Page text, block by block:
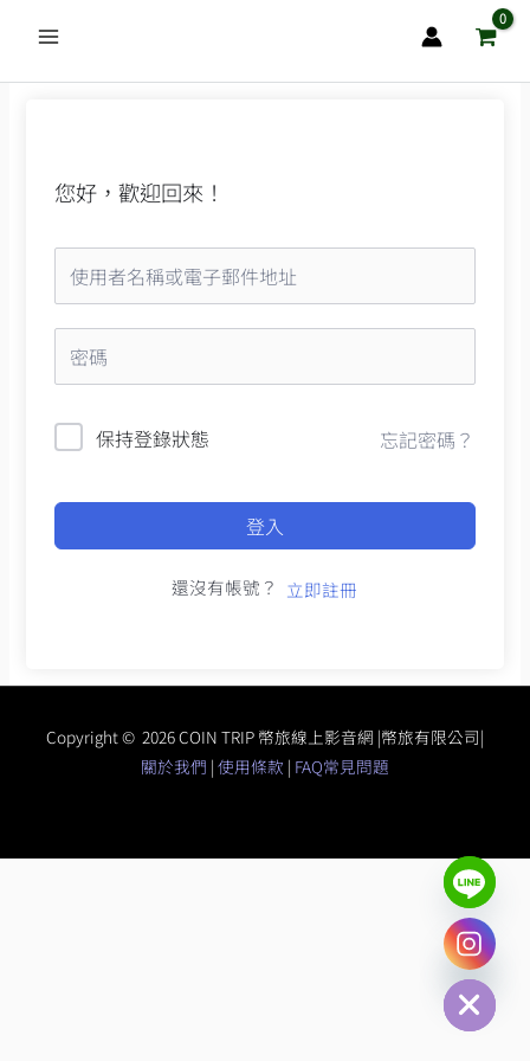
主
您好，歡迎回來！
保持登錄狀態 忘記密碼？
登入
還沒有帳號？ 立即註冊
Copyright © 2026 COIN TRIP 幣旅線上影音網 |幣旅有限公司|
關於我們 | 使用條款 | FAQ常見問題
Hide
chaty